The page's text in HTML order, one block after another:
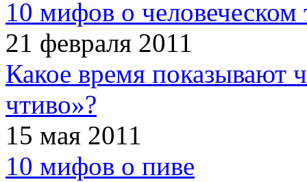
10 мифов о человеческом
21 февраля 2011
Какое время показывают
чтиво»?
15 мая 2011
10 мифов о пиве